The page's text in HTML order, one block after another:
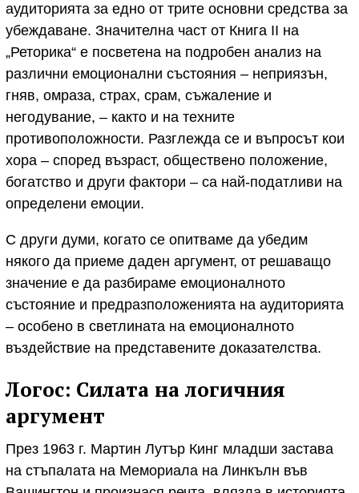
аудиторията за едно от трите основни средства за
убеждаване. Значителна част от Книга II на
„Реторика“ е посветена на подробен анализ на
различни емоционални състояния – неприязън,
гняв, омраза, страх, срам, съжаление и
негодувание, – както и на техните
противоположности. Разглежда се и въпросът кои
хора – според възраст, обществено положение,
богатство и други фактори – са най-податливи на
определени емоции.
С други думи, когато се опитваме да убедим
някого да приеме даден аргумент, от решаващо
значение е да разбираме емоционалното
състояние и предразположенията на аудиторията
– особено в светлината на емоционалното
въздействие на представените доказателства.
Логос: Силата на логичния
аргумент
През 1963 г. Мартин Лутър Кинг младши застава
на стъпалата на Мемориала на Линкълн във